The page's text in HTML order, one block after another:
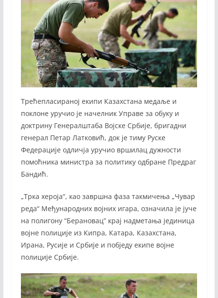
Трећепласираној екипи Казахстана медаље и
поклоне уручио је начелник Управе за обуку и
доктрину Генералштаба Војске Србије, бригадни
генерал Петар Латковић, док је тиму Руске
Федерације одличја уручио вршилац дужности
помоћника министра за политику одбране Предраг
Бандић.
„Трка хероја“, као завршна фаза такмичења „Чувар
реда“ Међународних војних игара, означила је јуче
на полигону “Берановац” крај надметања јединица
војне полиције из Кипра, Катара, Казахстана,
Ирана, Русије и Србије и побједу екипе војне
полиције Србије.